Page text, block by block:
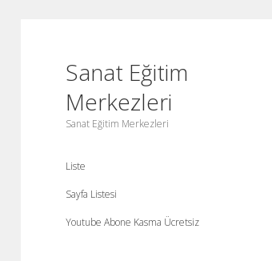
Sanat Eğitim
Merkezleri
Sanat Eğitim Merkezleri
Liste
Sayfa Listesi
Youtube Abone Kasma Ücretsiz